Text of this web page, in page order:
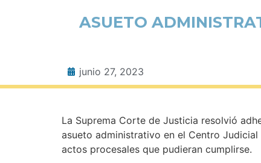
ASUETO
junio 27, 2023
La Suprema Corte de Justicia resolvió
asueto administrativo en el Centro
actos procesales que pudieran cumplirse.